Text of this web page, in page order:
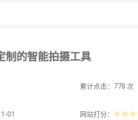
制的智能拍摄工具
累计点击：778 次
01 网站打分：